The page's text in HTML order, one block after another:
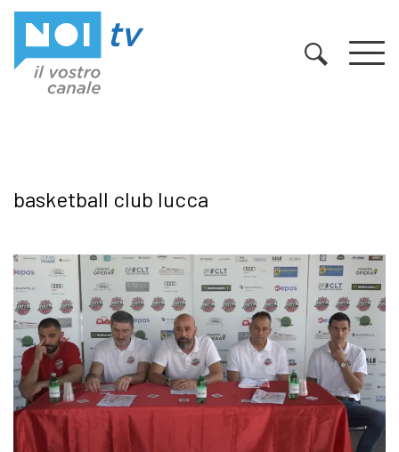
basketball club lucca